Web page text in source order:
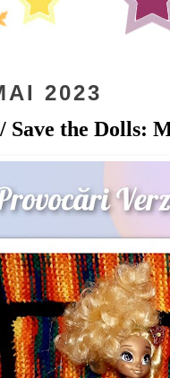
2023
Save the Dolls: